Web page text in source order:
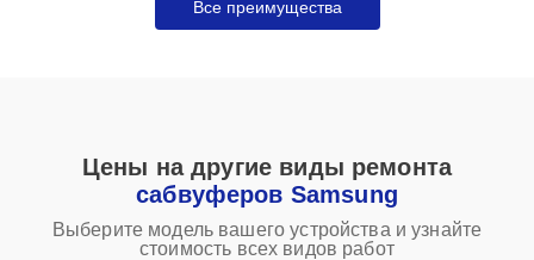
Все преимущества
Цены на другие виды ремонта
сабвуферов Samsung
Выберите модель вашего устройства и узнайте
стоимость всех видов работ